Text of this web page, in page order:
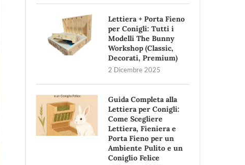
Lettiera + Porta Fieno
per Conigli: Tutti i
Modelli The Bunny
Workshop (Classic,
Decorati, Premium)
2 Dicembre 2025
Guida Completa alla
Lettiera per Conigli:
Come Scegliere
Lettiera, Fieniera e
Porta Fieno per un
Ambiente Pulito e un
Coniglio Felice